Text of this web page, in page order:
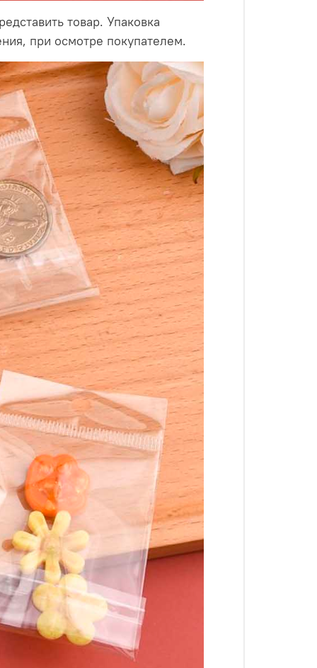
по 500 или 1000 штук, за счёт чего
низкая цена.
товар. Упаковка
при осмотре покупателем.